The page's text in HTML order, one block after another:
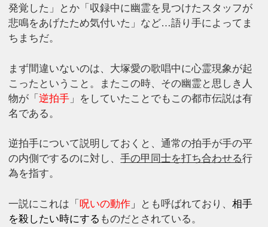
発覚した」とか「収録中に幽霊を見つけたスタッフが
悲鳴をあげたため気付いた」など…語り手によってま
ちまちだ。
まず間違いないのは、大塚愛の歌唱中に心霊現象が起
こったということ。またこの時、その幽霊と思しき人
物が「逆拍手 」をしていたことでもこの都市伝説は有
名である。
逆拍手について説明しておくと、通常の拍手が手の平
の内側でするのに対し、手の甲同士を打ち合わせる行
為を指す。
一説にこれは「呪いの動作 」 とも呼ばれており、相手
を殺したい時にする ものだとされている。